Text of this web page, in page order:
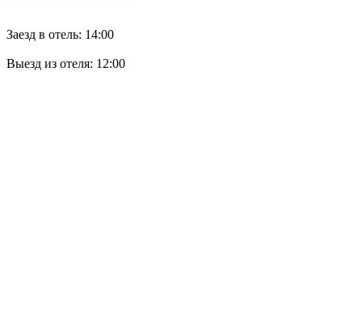
Заезд в отель: 14:00
Выезд из отеля: 12:00